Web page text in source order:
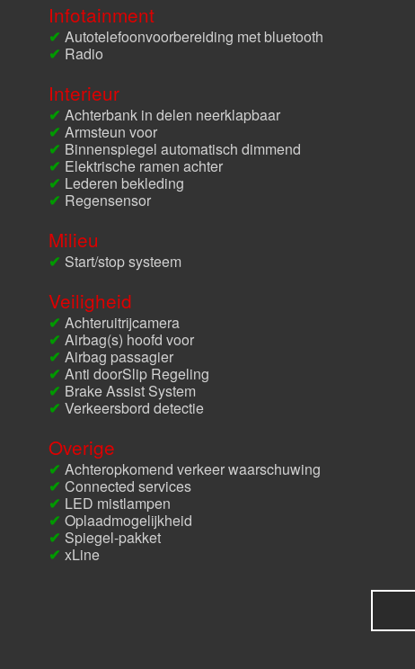
Infotainment
Autotelefoonvoorbereiding met bluetooth
Radio
Interieur
Achterbank in delen neerklapbaar
Armsteun voor
Binnenspiegel automatisch dimmend
Elektrische ramen achter
Lederen bekleding
Regensensor
Milieu
Start/stop systeem
Veiligheid
Achteruitrijcamera
Airbag(s) hoofd voor
Airbag passagier
Anti doorSlip Regeling
Brake Assist System
Verkeersbord detectie
Overige
Achteropkomend verkeer waarschuwing
Connected services
LED mistlampen
Oplaadmogelijkheid
Spiegel-pakket
xLine